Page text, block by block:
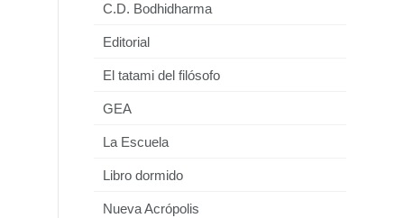
C.D. Bodhidharma
Editorial
El tatami del filósofo
GEA
La Escuela
Libro dormido
Nueva Acrópolis